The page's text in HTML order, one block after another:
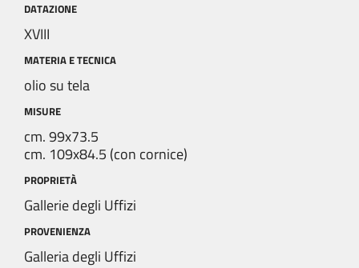
DATAZIONE
XVIII
MATERIA E TECNICA
olio su tela
MISURE
cm. 99x73.5
cm. 109x84.5 (con cornice)
PROPRIETÀ
Gallerie degli Uffizi
PROVENIENZA
Galleria degli Uffizi